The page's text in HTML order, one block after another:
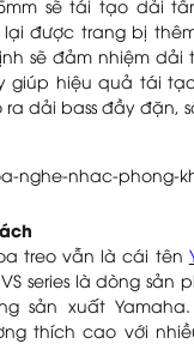
sẽ tái tạo dải
lại được trang bị
sẽ đảm nhiệm dải
giúp hiệu quả tái
ra dải bass đầy đặn,
treo vẫn là cái tên
series là dòng sản
sản xuất
thích cao với